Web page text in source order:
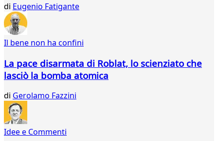
di Eugenio Fatigante
Il bene non ha confini
La pace disarmata di Roblat, lo scienziato che
lasciò la bomba atomica
di Gerolamo Fazzini
Idee e Commenti